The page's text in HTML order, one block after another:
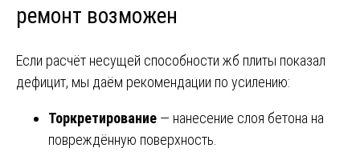
ремонт возможен
Если расчёт несущей способности жб плиты показал
дефицит, мы даём рекомендации по усилению:
Торкретирование — нанесение слоя бетона на
повреждённую поверхность.